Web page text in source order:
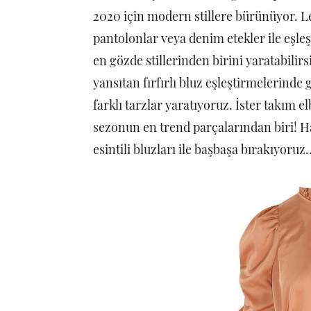
2020 için modern stillere bürünüyor.
pantolonlar veya denim etekler ile
en gözde stillerinden birini
yansıtan fırfırlı bluz
farklı tarzlar yaratıyoruz. İster takım
sezonun en trend parçalarından biri!
esintili bluzları ile başbaşa